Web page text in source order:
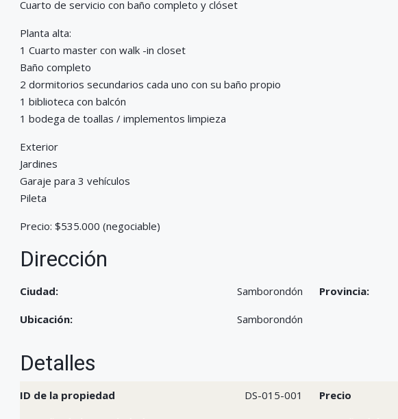
Cuarto de servicio con baño completo y clóset
Planta alta:
1 Cuarto master con walk -in closet
Baño completo
2 dormitorios secundarios cada uno con su baño propio
1 biblioteca con balcón
1 bodega de toallas / implementos limpieza
Exterior
Jardines
Garaje para 3 vehículos
Pileta
Precio: $535.000 (negociable)
Dirección
Ciudad: Samborondón Provincia:
Ubicación: Samborondón
Detalles
ID de la propiedad DS-015-001 Precio